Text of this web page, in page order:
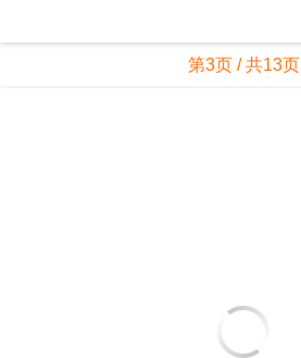
第3页 / 共13页